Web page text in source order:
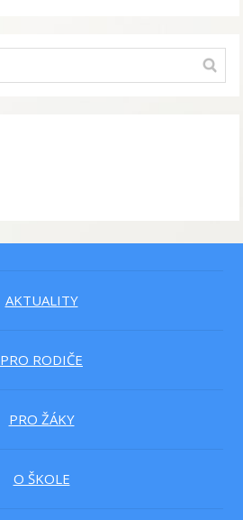
AKTUALITY
PRO RODIČE
PRO ŽÁKY
O ŠKOLE